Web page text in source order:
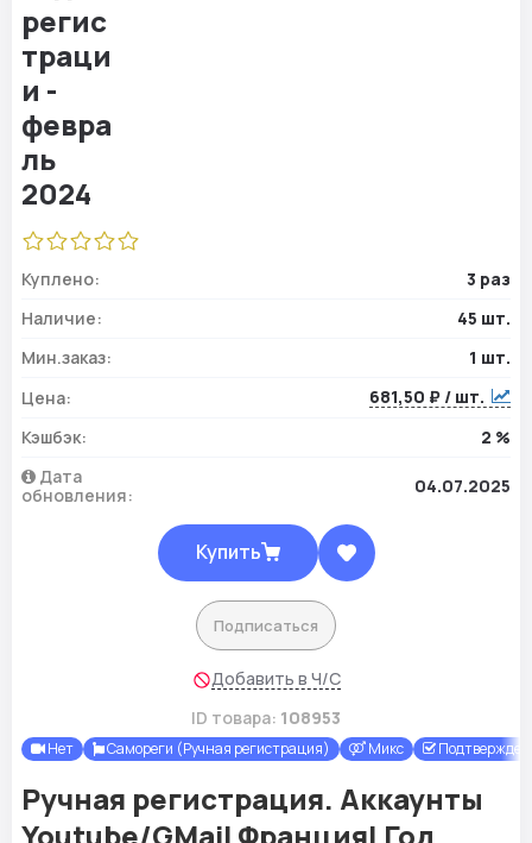
Куплено:
3 раз
Наличие:
45 шт.
Мин.заказ:
1 шт.
Цена:
681,50 ₽ / шт.
Кэшбэк:
2 %
Дата
обновления:
04.07.2025
Купить
Подписаться
Добавить в Ч/С
ID товара: 108953
Нет Самореги (Ручная регистрация) Микс
Ручная регистрация. Аккаунты